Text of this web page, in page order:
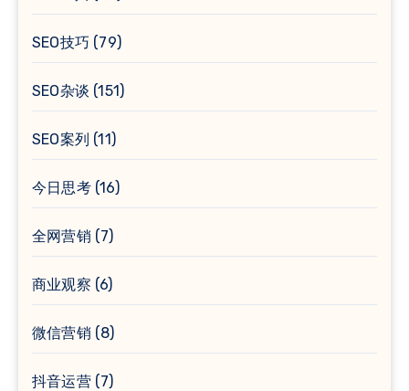
SEO技巧 (79)
SEO杂谈 (151)
SEO案列 (11)
今日思考(16)
全网营销 (7)
商业观察 (6)
微信营销 (8)
抖音运营(7)